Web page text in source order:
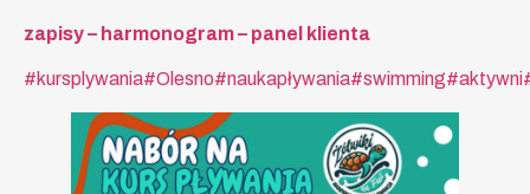
zapisy – harmonogram – panel klienta
#kursplywania#Olesno#naukapływania#swimming#aktywni